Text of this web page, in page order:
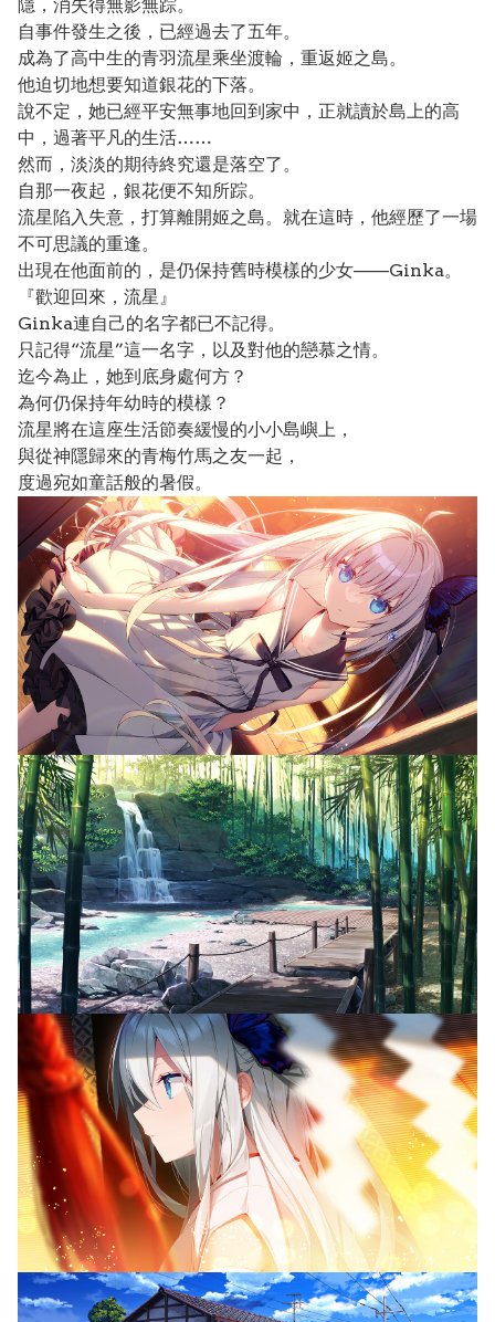
隱，消失得無影無踪。
自事件發生之後，已經過去了五年。
成為了高中生的青羽流星乘坐渡輪，重返姬之島。
他迫切地想要知道銀花的下落。
說不定，她已經平安無事地回到家中，正就讀於島上的高
中，過著平凡的生活……
然而，淡淡的期待終究還是落空了。
自那一夜起，銀花便不知所踪。
流星陷入失意，打算離開姬之島。就在這時，他經歷了一場
不可思議的重逢。
出現在他面前的，是仍保持舊時模樣的少女——Ginka。
『歡迎回來，流星』
Ginka連自己的名字都已不記得。
只記得“流星”這一名字，以及對他的戀慕之情。
迄今為止，她到底身處何方？
為何仍保持年幼時的模樣？
流星將在這座生活節奏緩慢的小小島嶼上，
與從神隱歸來的青梅竹馬之友一起，
度過宛如童話般的暑假。